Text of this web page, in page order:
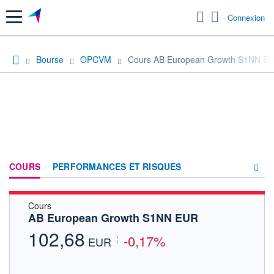
Menu Connexion
Bourse OPCVM Cours AB European Growth S1NN
COURS PERFORMANCES ET RISQUES
Cours
AB European Growth S1NN EUR
102,68 EUR -0,17%